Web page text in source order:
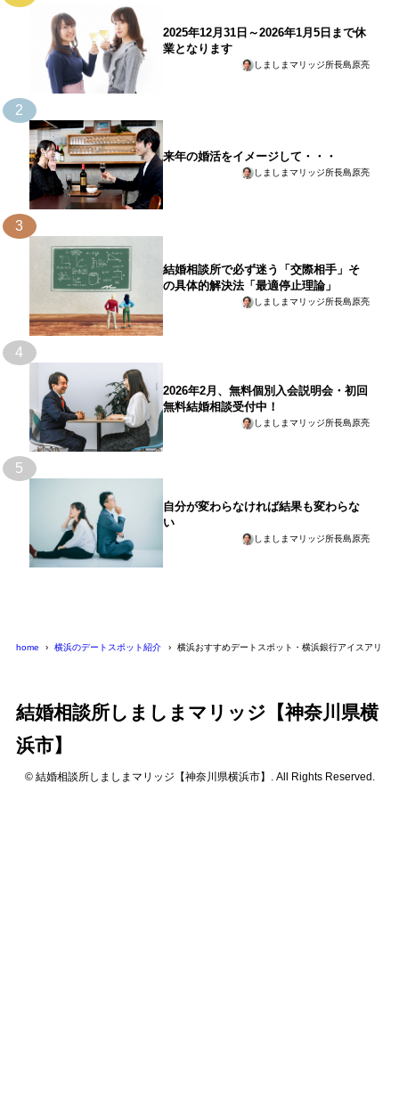
2025年12月31日～2026年1月5日まで休
業となります
しましまマリッジ所長島原亮
2
来年の婚活をイメージして・・・
しましまマリッジ所長島原亮
3
結婚相談所で必ず迷う「交際相手」そ
の具体的解決法「最適停止理論」
しましまマリッジ所長島原亮
4
2026年2月、無料個別入会説明会・初回
無料結婚相談受付中！
しましまマリッジ所長島原亮
5
自分が変わらなければ結果も変わらな
い
しましまマリッジ所長島原亮
home 横浜のデートスポット紹介 横浜おすすめデートスポット・横浜銀行アイスアリーナ
結婚相談所しましまマリッジ【神奈川県横
浜市】
© 結婚相談所しましまマリッジ【神奈川県横浜市】. All Rights Reserved.